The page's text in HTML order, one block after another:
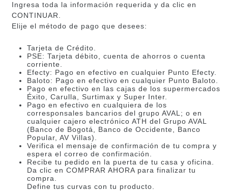
Ingresa toda la información requerida y da clic en
CONTINUAR.
Elije el método de pago que desees:
Tarjeta de Crédito.
PSE: Tarjeta débito, cuenta de ahorros o cuenta
corriente.
Efecty: Pago en efectivo en cualquier Punto Efecty.
Baloto: Pago en efectivo en cualquier Punto Baloto.
Pago en efectivo en las cajas de los supermercados
Éxito, Carulla, Surtimax y Super Inter.
Pago en efectivo en cualquiera de los
corresponsales bancarios del grupo AVAL; o en
cualquier cajero electrónico ATH del Grupo AVAL
(Banco de Bogotá, Banco de Occidente, Banco
Popular, AV Villas).
Verifica el mensaje de confirmación de tu compra y
espera el correo de confirmación.
Recibe tu pedido en la puerta de tu casa y oficina.
Da clic en COMPRAR AHORA para finalizar tu
compra.
Define tus curvas con tu producto.